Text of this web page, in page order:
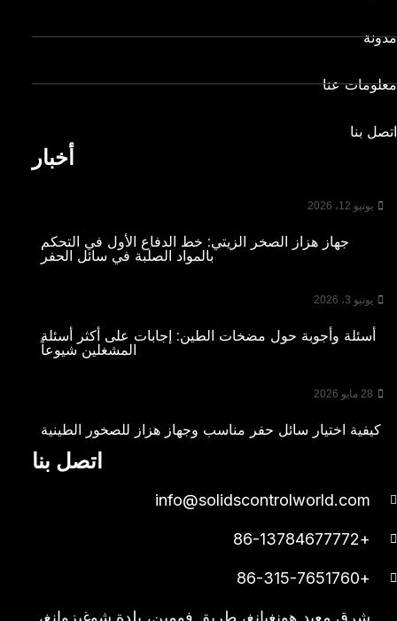
مدونة
معلومات عنا
اتصل بنا
أخبار
يونيو 12، 2026
جهاز هزاز الصخر الزيتي: خط الدفاع الأول في التحكم
بالمواد الصلبة في سائل الحفر
يونيو 3، 2026
أسئلة وأجوبة حول مضخات الطين: إجابات على أكثر أسئلة
المشغلين شيوعاً
28 مايو 2026
كيفية اختيار سائل حفر مناسب وجهاز هزاز للصخور الطينية
اتصل بنا
info@solidscontrolworld.com
+86-13784677772
+86-315-7651760
شرق معبد هونغيانغ، طريق فومين، بلدة شوغيزوانغ،